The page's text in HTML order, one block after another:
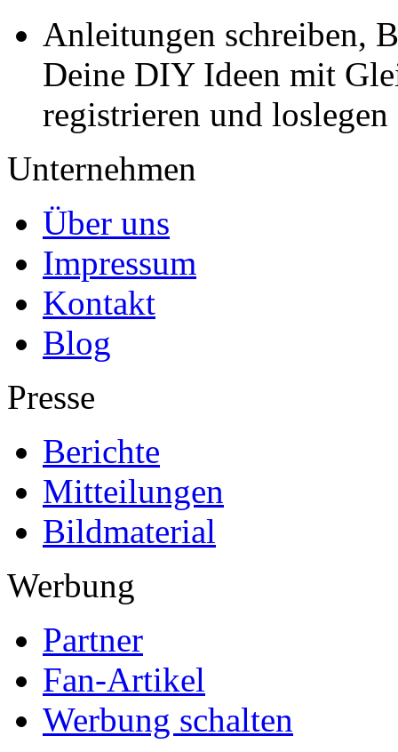
Anleitungen schreiben,
Deine DIY Ideen mit
registrieren und loslegen
Unternehmen
Über uns
Impressum
Kontakt
Blog
Presse
Berichte
Mitteilungen
Bildmaterial
Werbung
Partner
Fan-Artikel
Werbung schalten